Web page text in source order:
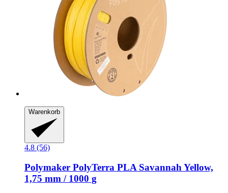
Warenkorb
4.8 (56)
Polymaker PolyTerra PLA Savannah Yellow,
1,75 mm / 1000 g